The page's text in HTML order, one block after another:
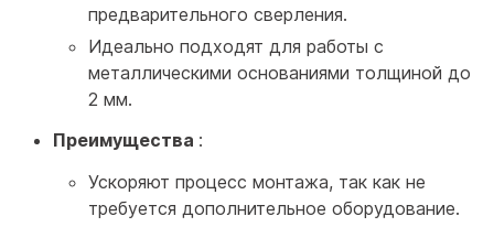
предварительного сверления.
Идеально подходят для работы с
металлическими основаниями толщиной до
2 мм.
Преимущества :
Ускоряют процесс монтажа, так как не
требуется дополнительное оборудование.